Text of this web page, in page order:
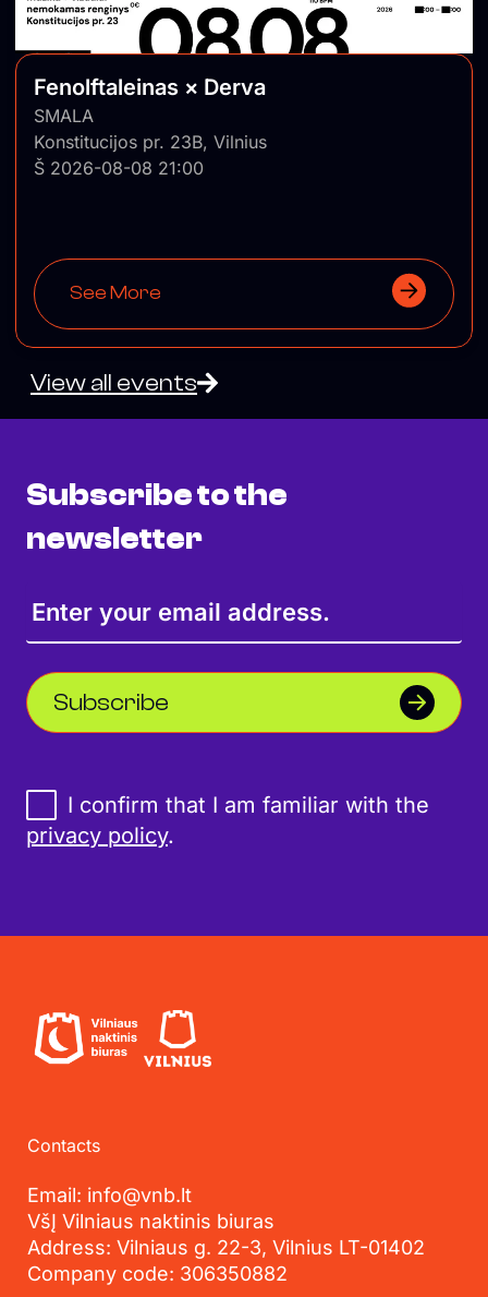
Fenolftaleinas × Derva
SMALA
Konstitucijos pr. 23B, Vilnius
Š 2026-08-08 21:00
See More
View all events
Subscribe to the
newsletter
Subscribe
I confirm that I am familiar with the
privacy policy.
Contacts
Email: info@vnb.lt
VšĮ Vilniaus naktinis biuras
Address: Vilniaus g. 22-3, Vilnius LT-01402
Company code: 306350882